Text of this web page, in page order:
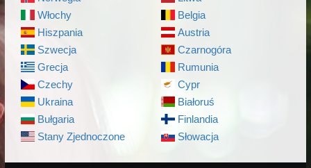
Włochy
Hiszpania
Szwecja
Grecja
Czechy
Ukraina
Bułgaria
Stany Zjednoczone
Belgia
Austria
Czarnogóra
Rumunia
Cypr
Białoruś
Finlandia
Słowacja